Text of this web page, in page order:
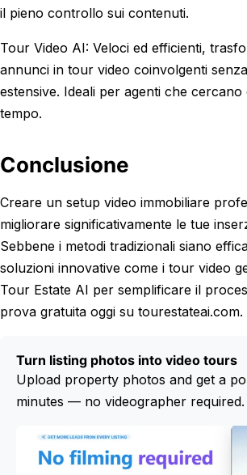
il pieno controllo sui contenuti.
Tour Video AI: Veloci ed efficienti,
annunci in tour video coinvolgenti
estensive. Ideali per agenti che cercano
tempo.
Conclusione
Creare un setup video immobiliare
migliorare significativamente le tue
Sebbene i metodi tradizionali siano
soluzioni innovative come i tour video
Tour Estate AI per semplificare il
prova gratuita oggi su tourestateai.com.
Turn listing photos into video tours
Upload property photos and get a
minutes — no videographer required.